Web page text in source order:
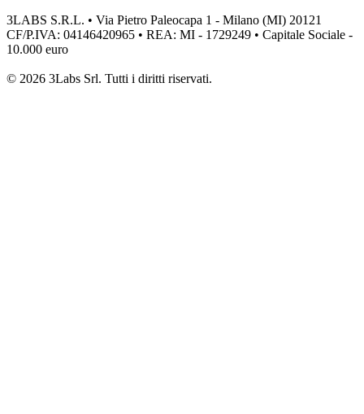
3LABS S.R.L. • Via Pietro Paleocapa 1 - Milano (MI) 20121
CF/P.IVA: 04146420965 • REA: MI - 1729249 • Capitale Sociale -
10.000 euro
© 2026 3Labs Srl. Tutti i diritti riservati.